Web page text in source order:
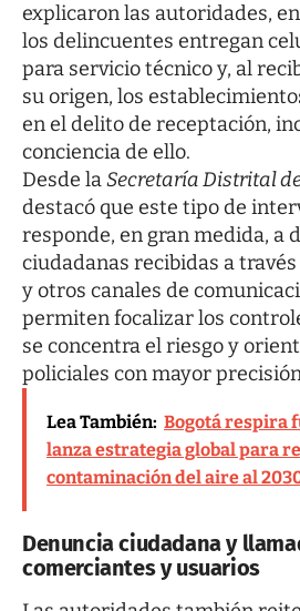
explicaron las autoridades,
los delincuentes entregan
para servicio técnico y, al
su origen, los
en el delito de receptación,
conciencia de ello.
Desde laSecretaría Distrital
destacó que este tipo de
responde, en gran medida, a
ciudadanas recibidas a
y otros canales de
permiten focalizar los
se concentra el riesgo y
policiales con mayor
Lea También: Bogotá respira
lanza estrategia global para
contaminación del aire al
Denuncia ciudadana y
comerciantes y usuarios